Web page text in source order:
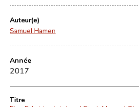
Auteur(e)
Samuel Hamen
Année
2017
Titre